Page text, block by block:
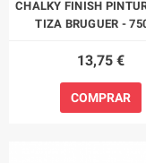
CHALKY FINISH
TIZA BRUGUER -
13,75 €
COMPRAR